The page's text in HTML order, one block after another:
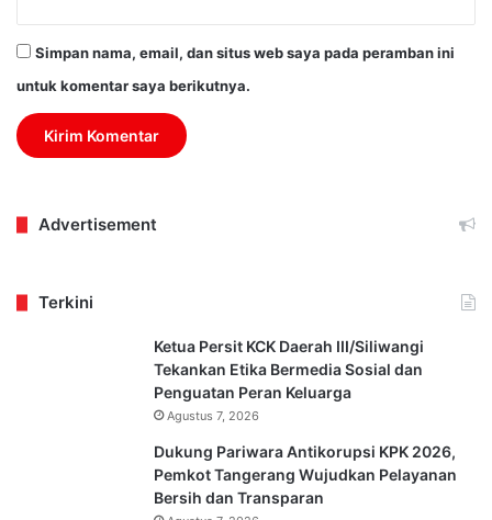
Simpan nama, email, dan situs web saya pada peramban ini
untuk komentar saya berikutnya.
Advertisement
Terkini
Ketua Persit KCK Daerah III/Siliwangi
Tekankan Etika Bermedia Sosial dan
Penguatan Peran Keluarga
Agustus 7, 2026
Dukung Pariwara Antikorupsi KPK 2026,
Pemkot Tangerang Wujudkan Pelayanan
Bersih dan Transparan